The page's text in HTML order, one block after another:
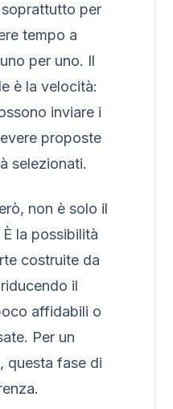
per
tempo a
per uno. Il
è la velocità:
inviare i
proposte
selezionati.
non è solo il
la possibilità
costruite da
il
affidabili o
Per un
questa fase di